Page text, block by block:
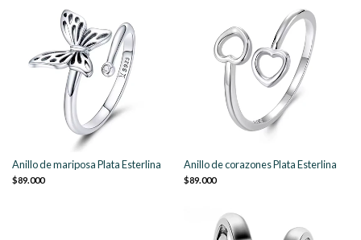
Anillo de mariposa Plata Esterlina
$89.000
Anillo de corazones Plata Esterlina
$89.000